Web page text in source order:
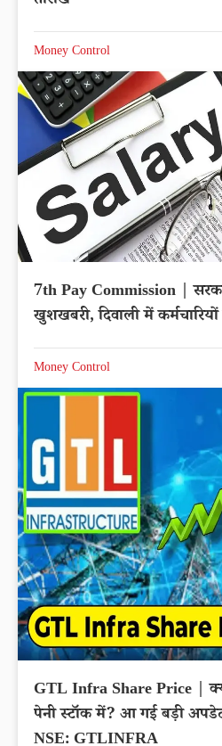
Money Control
7th Pay Commission |
खुशखबरी, दिवाली में
Money Control
GTL Infra Share Price |
पेनी स्टॉक में? आ गई बड़ी
NSE: GTLINFRA